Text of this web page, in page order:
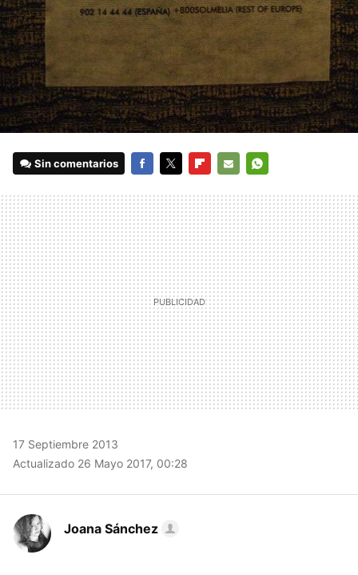
Sin comentarios
MAIL
17 Septiembre 2013
Actualizado 26 Mayo 2017, 00:28
Joana Sánchez